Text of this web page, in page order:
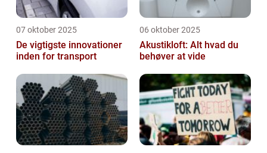
07 oktober 2025
De vigtigste innovationer
inden for transport
06 oktober 2025
Akustikloft: Alt hvad du
behøver at vide